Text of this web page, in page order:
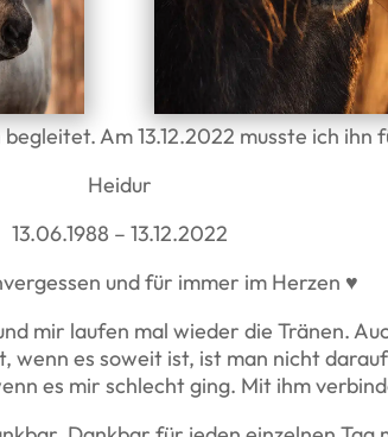
Am 13.12.2022 musste ich ihn
Heidur
13.06.1988 – 13.12.2022
und für immer im Herzen ♥
mir laufen mal wieder die Tränen.
wenn es soweit ist, ist man nicht
es mir schlecht ging. Mit ihm